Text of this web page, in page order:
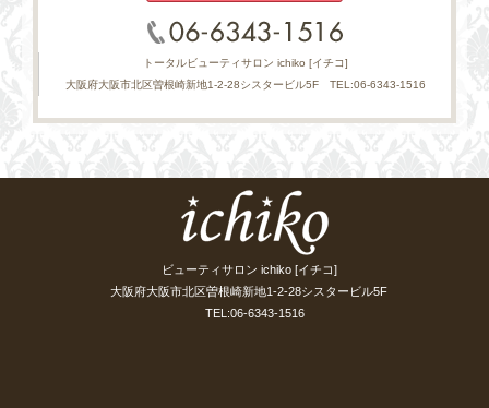
トータルビューティサロン ichiko [イチコ]
大阪府大阪市北区曽根崎新地1-2-28シスタービル5F TEL:06-6343-1516
ビューティサロン ichiko [イチコ]
大阪府大阪市北区曽根崎新地1-2-28シスタービル5F
TEL:06-6343-1516